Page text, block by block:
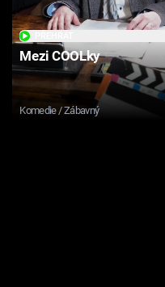
Mezi COOLky
Komedie / Zábavný